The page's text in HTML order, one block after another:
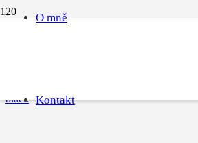
O mně
Kontakt
black